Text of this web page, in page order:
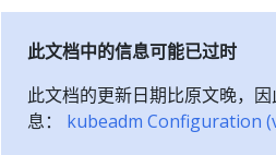
此文档中的信息可能已过时
此文档的更新日期比原文晚，
息： kubeadm Configuration